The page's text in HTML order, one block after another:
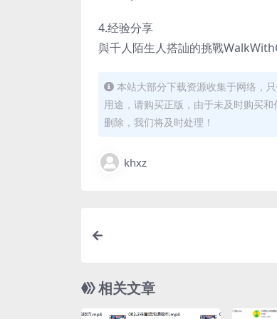
4.经验分享
與千人陌生人搭訕的挑戰
本站大部分下载资源收集于网络，
用途，请购买正版，由于未及时购买
删除，我们将及时处理！
khxz
相关文章